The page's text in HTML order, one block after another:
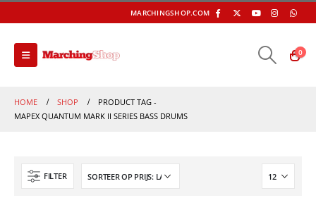
MARCHINGSHOP.COM
0
HOME SHOP
PRODUCT TAG -
MAPEX QUANTUM MARK II SERIES BASS DRUMS
FILTER